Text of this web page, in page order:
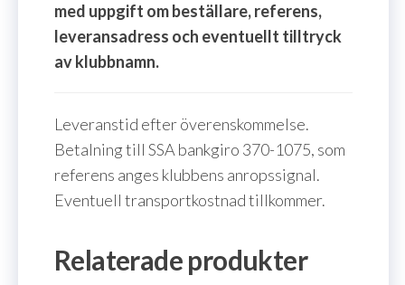
med uppgift om beställare, referens,
leveransadress och eventuellt tilltryck
av klubbnamn.
Leveranstid efter överenskommelse.
Betalning till SSA bankgiro 370-1075, som
referens anges klubbens anropssignal.
Eventuell transportkostnad tillkommer.
Relaterade produkter